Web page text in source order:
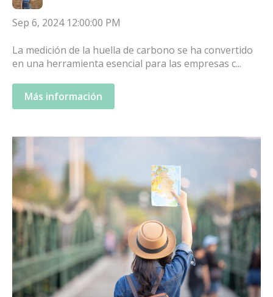
Sep 6, 2024 12:00:00 PM
La medición de la huella de carbono se ha convertido
en una herramienta esencial para las empresas c...
Más información